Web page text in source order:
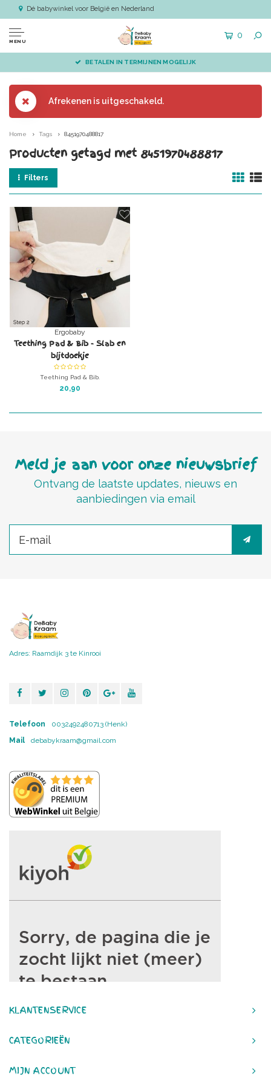
Dé babywinkel voor België en Nederland
MENU
0
BETALEN IN TERMIJNEN MOGELIJK
Afrekenen is uitgeschakeld.
Home Tags 8451970488817
Producten getagd met 8451970488817
Filters
Ergobaby
Teething Pad & Bib - Slab en
bijtdoekje
Teething Pad & Bib.
Dubbele functie: slabbetje en
20,90
Meld je aan voor onze nieuwsbrief
Ontvang de laatste updates, nieuws en
aanbiedingen via email
Adres: Raamdijk 3 te Kinrooi
Telefoon
0032492480713 (Henk)
Mail
debabykraam@gmail.com
KLANTENSERVICE
CATEGORIEËN
MIJN ACCOUNT